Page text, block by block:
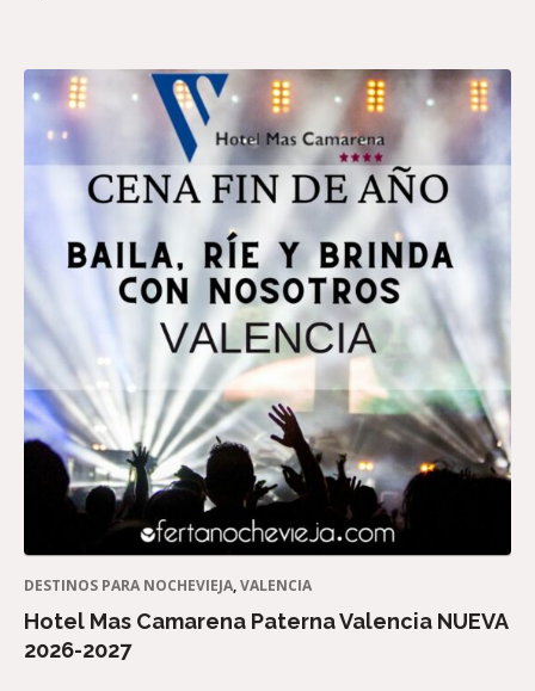
DESTINOS PARA NOCHEVIEJA,VALENCIA
Hotel Mas Camarena Paterna Valencia NUEVA
2026-2027